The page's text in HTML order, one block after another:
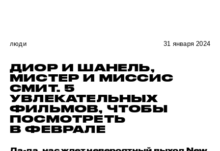
люди 31 января 2024
ДИОР И ШАНЕЛЬ,
МИСТЕР И МИССИС
СМИТ. 5
УВЛЕКАТЕЛЬНЫХ
ФИЛЬМОВ, ЧТОБЫ
ПОСМОТРЕТЬ
В ФЕВРАЛЕ